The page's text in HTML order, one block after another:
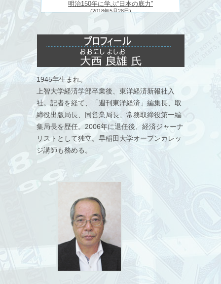
明治150年に学ぶ“日本の底力”
(2018年5月28日)
(2018年6月4日)
先細る太陽光発電
(2018年6月11日)
米国の主張する「FFR」
(2018年6月25日)
イスラエルにて
(2018年7月2日)
危機を乗り越え強くなった日本企業
(2018年7月9日)
進まぬ老朽水道管の更新
(2018年7月23日)
空き家ビジネス
(2018年7月30日)
ステルス・テーパリング
(2018年8月6日)
新しい働き方
1945年生まれ。
上智大学経済学部卒業後、東洋経済新報社入
社。記者を経て、「週刊東洋経済」編集長、取
締役出版局長、同営業局長、常務取締役第一編
集局長を歴任。2006年に退任後、経済ジャーナ
リストとして独立。早稲田大学オープンカレッ
ジ講師も務める。